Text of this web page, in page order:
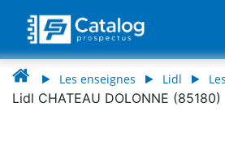
Les enseignes Lidl
Lidl CHATEAU DOLONNE (85180)